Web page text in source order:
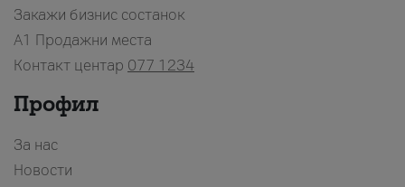
Закажи бизнис состанок
A1 Продажни места
Контакт центар 077 1234
Профил
За нас
Новости